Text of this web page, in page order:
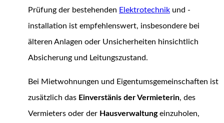
Prüfung der bestehenden Elektrotechnik und -
installation ist empfehlenswert, insbesondere bei
älteren Anlagen oder Unsicherheiten hinsichtlich
Absicherung und Leitungszustand.
Bei Mietwohnungen und Eigentumsgemeinschaften ist
zusätzlich das Einverstänis der Vermieterin, des
Vermieters oder der Hausverwaltungeinzuholen,